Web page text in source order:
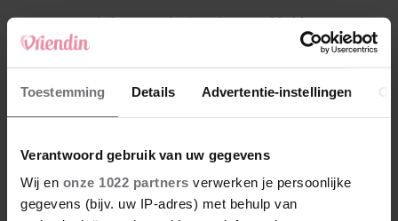
Toestemming Details Advertentie-instellingen
Verantwoord gebruik van uw gegevens
Wij en onze 1022 partners verwerken je persoonlijke
gegevens (bijv. uw IP-adres) met behulp van
4 Makelaar Mandy: ‘Vrijdagavond belde Bart.
Hij sprak eng kalm’
5 Makelaar Mandy: ‘Judith typt… En deze keer
durf ik bijna niet te lezen wat er komt’
Nieuw